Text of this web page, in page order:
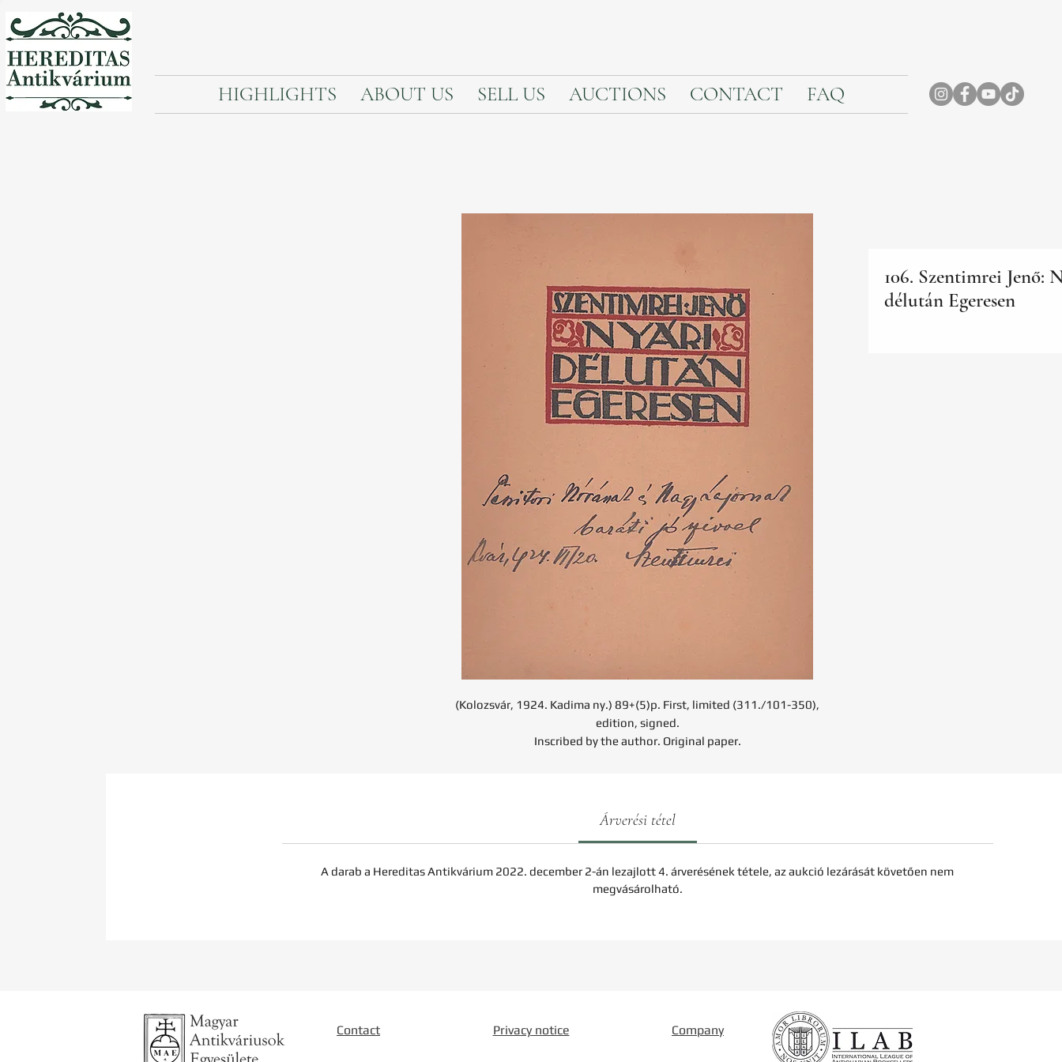
HIGHLIGHTS ABOUT US SELL US AUCTIONS CONTACT FAQ
106. Szentimrei Jenő:
délután Egeresen
(Kolozsvár, 1924. Kadima ny.) 89+(5)p. First, limited (311./101-350),
edition, signed.
Inscribed by the author. Original paper.
Árverési tétel
A darab a Hereditas Antikvárium 2022. december 2-án lezajlott 4. árverésének tétele, az aukció lezárását követően nem
megvásárolható.
Contact Privacy notice Company